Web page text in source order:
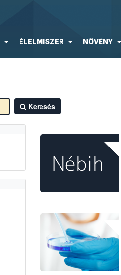
ÉLELMISZER NÖVÉNY
Keresés